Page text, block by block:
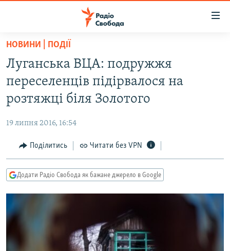
Перейти
основного
матеріалу
Перейти
до
основної
Перейти
до
пошуку
ВСЕ ЗА ДОБУ
СТАТТІ
СУСПІЛЬСТВО
РОСІЙСЬКА «ФІЛЬТРАЦІЯ»
ДОНБАС.РЕАЛІЇ
ТИ ЯК?
КИТАЙ.ВИКЛИКИ
МУЛЬТИМЕДІА
НОВИНИ | ПОДІЇ
Луганська ВЦА: подружжя
переселенців підірвалося на
розтяжці біля Золотого
19 липня 2016, 16:54
Поділитись Читати без VPN
Додати Радіо Свобода як бажане джерело в Google